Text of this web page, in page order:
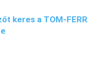
keres a TOM-FERR